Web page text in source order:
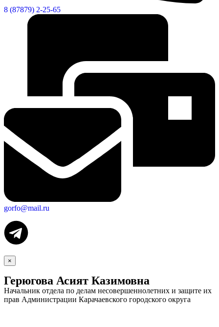
8 (87879) 2-25-65
gorfo@mail.ru
×
Герюгова Асият Казимовна
Начальник отдела по делам несовершеннолетних и защите их
прав Администрации Карачаевского городского округа